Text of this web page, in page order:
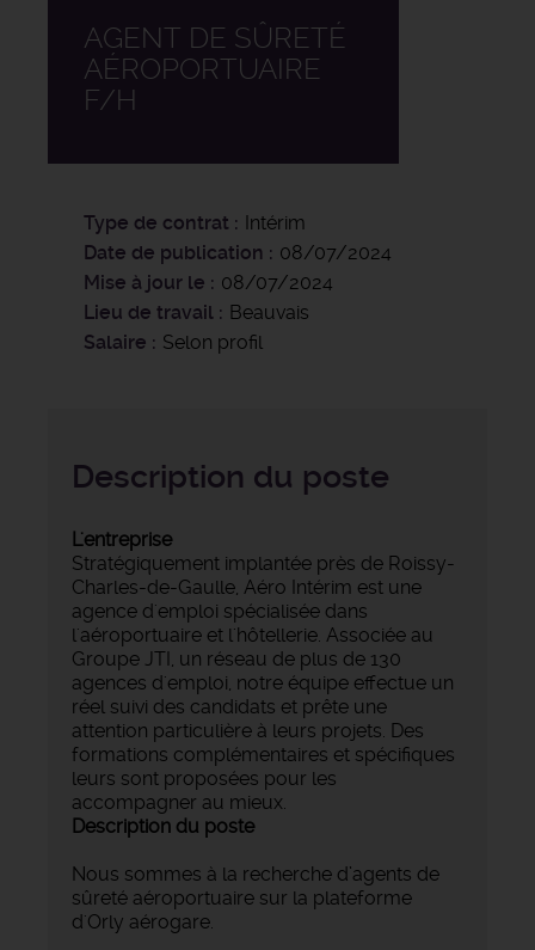
AGENT DE SÛRETÉ
AÉROPORTUAIRE
F/H
Type de contrat
Intérim
Date de publication
08/07/2024
Mise à jour le
08/07/2024
Lieu de travail
Beauvais
Salaire
Selon profil
Description du poste
L'entreprise
Stratégiquement implantée près de Roissy-
Charles-de-Gaulle, Aéro Intérim est une
agence d'emploi spécialisée dans
l'aéroportuaire et l'hôtellerie. Associée au
Groupe JTI, un réseau de plus de 130
agences d'emploi, notre équipe effectue un
réel suivi des candidats et prête une
attention particulière à leurs projets. Des
formations complémentaires et spécifiques
leurs sont proposées pour les
accompagner au mieux.
Description du poste
Nous sommes à la recherche d’agents de
sûreté aéroportuaire sur la plateforme
d'Orly aérogare.